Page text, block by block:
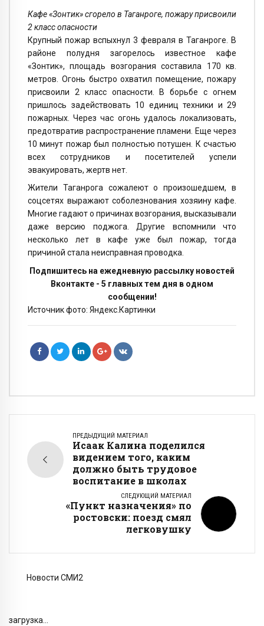
Кафе «Зонтик» сгорело в Таганроге, пожару присвоили
2 класс опасности
Крупный пожар вспыхнул 3 февраля в Таганроге. В
районе полудня загорелось известное кафе
«Зонтик», площадь возгорания составила 170 кв.
метров. Огонь быстро охватил помещение, пожару
присвоили 2 класс опасности. В борьбе с огнем
пришлось задействовать 10 единиц техники и 29
пожарных. Через час огонь удалось локализовать,
предотвратив распространение пламени. Еще через
10 минут пожар был полностью потушен. К счастью
всех сотрудников и посетителей успели
эвакуировать, жертв нет.
Жители Таганрога сожалеют о произошедшем, в
соцсетях выражают соболезнования хозяину кафе.
Многие гадают о причинах возгорания, высказывали
даже версию поджога. Другие вспомнили что
несколько лет в кафе уже был пожар, тогда
причиной стала неисправная проводка.
Подпишитесь на ежедневную рассылку новостей
Вконтакте - 5 главных тем дня в одном
сообщении!
Источник фото: Яндекс.Картинки
ПРЕДЫДУЩИЙ МАТЕРИАЛ
Исаак Калина поделился
видением того, каким
должно быть трудовое
воспитание в школах
СЛЕДУЮЩИЙ МАТЕРИАЛ
«Пункт назначения» по
ростовски: поезд смял
легковушку
Новости СМИ2
загрузка...